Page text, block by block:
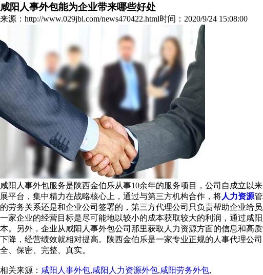
咸阳人事外包能为企业带来哪些好处
来源：http://www.029jbl.com/news470422.html时间：2020/9/24 15:08:00
咸阳人事外包服务是陕西金伯乐从事10余年的服务项目，公司自成立以
展平台，集中精力在战略核心上，通过与第三方机构合作，将人力资源
的劳务关系还是和企业公司签署的，第三方代理公司只负责帮助企业给
一家企业的经营目标是尽可能地以较小的成本获取较大的利润，通过咸
本。另外，企业从咸阳人事外包公司那里获取人力资源方面的信息和高
下降，经营绩效就相对提高。陕西金伯乐是一家专业正规的人事代理公
全、保密、完整、真实。
相关来源： 咸阳人事外包,咸阳人力资源外包,咸阳劳务外包,